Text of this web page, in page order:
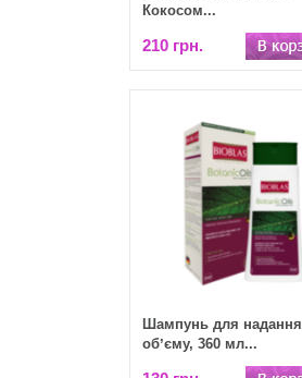
Кокосом...
210 грн.
Шампунь для надання
обʼєму, 360 мл...